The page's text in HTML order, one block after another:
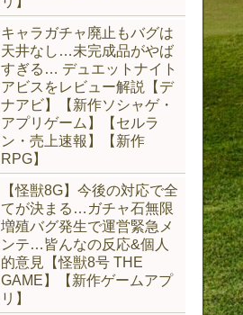
キャラガチャ廃止もバグは
天井なし…未完成品がやば
すぎる… デュエットナイト
アビスをレビュー解説【デ
ナアビ】【新作ソシャゲ・
アプリゲーム】【セルラ
ン・売上速報】【新作
RPG】
【怪獣8G】今後の対応で全
てが決まる…ガチャ石無限
増殖バグ発生で運営緊急メ
ンテ…皆んなの反応&個人
的意見【怪獣8号 THE
GAME】【新作ゲームアプ
リ】